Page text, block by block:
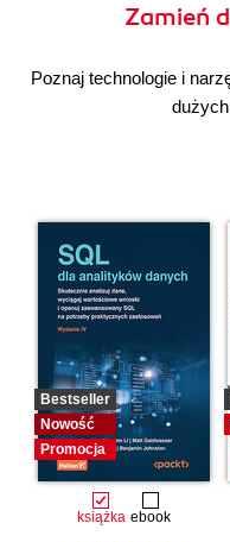
Zamień
Poznaj technologie i
Bestseller
Nowość
Promocja
książka ebook